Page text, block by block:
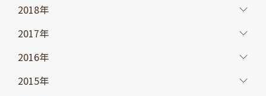
2018年
2017年
2016年
2015年